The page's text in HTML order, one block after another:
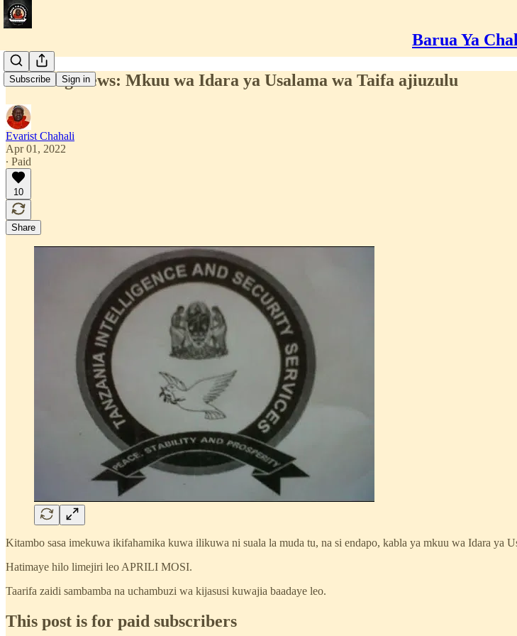
Barua Ya
Subscribe Sign in
Breaking News: Mkuu wa Idara ya Usalama wa Taifa ajiuzulu
Evarist Chahali
Apr 01, 2022
∙ Paid
10
Share
Kitambo sasa imekuwa ikifahamika kuwa ilikuwa ni suala la muda tu, na si endapo, kabla ya mkuu wa Idara ya
Hatimaye hilo limejiri leo APRILI MOSI.
Taarifa zaidi sambamba na uchambuzi wa kijasusi kuwajia baadaye leo.
This post is for paid subscribers